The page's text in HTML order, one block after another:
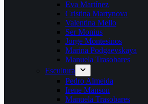
Eva Martínez
Cristina Martynova
Valentina Mello
Ser Monius
Jorge Montesinos
Marina Podgaevskaya
Manuela Trasobares
Escultura
Pedro Almeida
Irene Manson
Manuela Trasobares